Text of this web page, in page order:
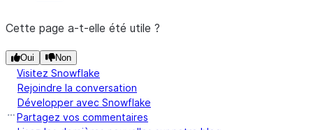
Cette page a-t-elle été utile ?
Oui Non
Visitez Snowflake
Rejoindre la conversation
Développer avec Snowflake
Partagez vos commentaires